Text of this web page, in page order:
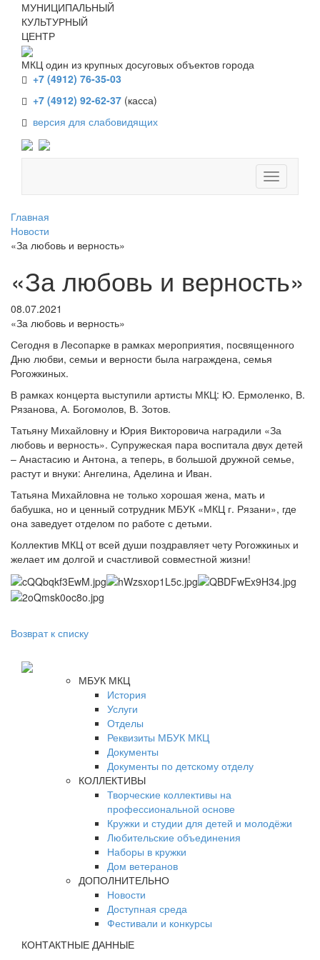
МУНИЦИПАЛЬНЫЙ
КУЛЬТУРНЫЙ
ЦЕНТР
МКЦ один из крупных досуговых объектов города
+7 (4912) 76-35-03
+7 (4912) 92-62-37 (касса)
версия для слабовидящих
Главная
Новости
«За любовь и верность»
«За любовь и верность»
08.07.2021
«За любовь и верность»
Сегодня в Лесопарке в рамках мероприятия, посвященного
Дню любви, семьи и верности была награждена, семья
Рогожкиных.
В рамках концерта выступили артисты МКЦ: Ю. Ермоленко, В.
Рязанова, А. Богомолов, В. Зотов.
Татьяну Михайловну и Юрия Викторовича наградили «За
любовь и верность». Супружеская пара воспитала двух детей
– Анастасию и Антона, а теперь, в большой дружной семье,
растут и внуки: Ангелина, Аделина и Иван.
Татьяна Михайловна не только хорошая жена, мать и
бабушка, но и ценный сотрудник МБУК «МКЦ г. Рязани», где
она заведует отделом по работе с детьми.
Коллектив МКЦ от всей души поздравляет чету Рогожкиных и
желает им долгой и счастливой совместной жизни!
Возврат к списку
МБУК МКЦ
История
Услуги
Отделы
Реквизиты МБУК МКЦ
Документы
Документы по детскому отделу
КОЛЛЕКТИВЫ
Творческие коллективы на
профессиональной основе
Кружки и студии для детей и молодёжи
Любительские объединения
Наборы в кружки
Дом ветеранов
ДОПОЛНИТЕЛЬНО
Новости
Доступная среда
Фестивали и конкурсы
КОНТАКТНЫЕ ДАННЫЕ